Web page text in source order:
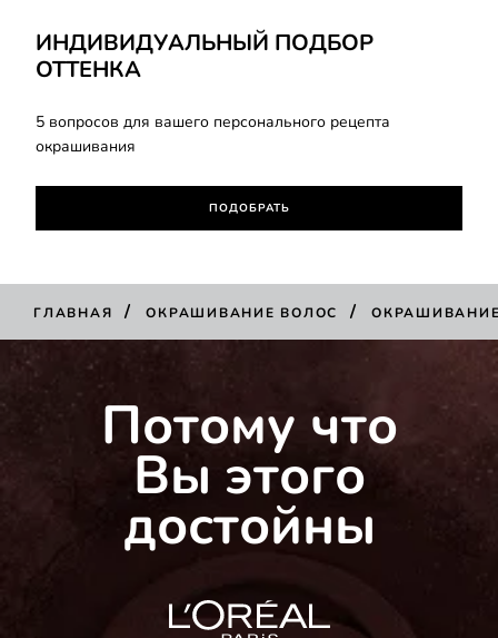
ИНДИВИДУАЛЬНЫЙ ПОДБОР
ОТТЕНКА
5 вопросов для вашего персонального рецепта
окрашивания
ПОДОБРАТЬ
ГЛАВНАЯ / ОКРАШИВАНИЕ ВОЛОС /
Потому что
Вы этого
достойны